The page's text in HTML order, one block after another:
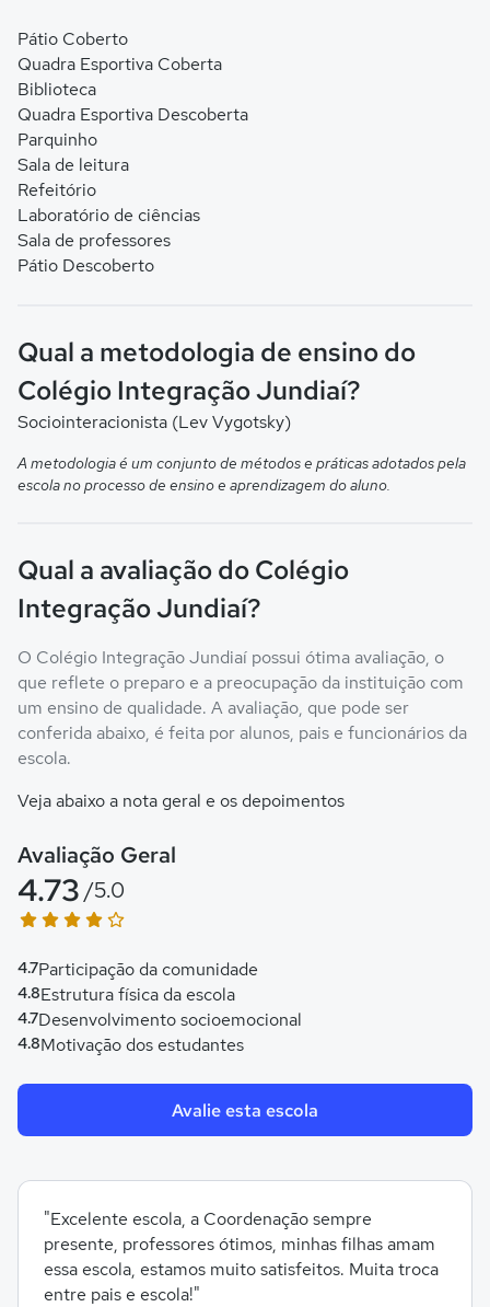
Pátio Coberto
Quadra Esportiva Coberta
Biblioteca
Quadra Esportiva Descoberta
Parquinho
Sala de leitura
Refeitório
Laboratório de ciências
Sala de professores
Pátio Descoberto
Qual a metodologia de ensino do
Colégio Integração Jundiaí?
Sociointeracionista (Lev Vygotsky)
A metodologia é um conjunto de métodos e práticas adotados pela
escola no processo de ensino e aprendizagem do aluno.
Qual a avaliação do Colégio
Integração Jundiaí?
O Colégio Integração Jundiaí possui ótima avaliação, o
que reflete o preparo e a preocupação da instituição com
um ensino de qualidade. A avaliação, que pode ser
conferida abaixo, é feita por alunos, pais e funcionários da
escola.
Veja abaixo a nota geral e os depoimentos
Avaliação Geral
4.73 /5.0
4.7Participação da comunidade
4.8Estrutura física da escola
4.7Desenvolvimento socioemocional
4.8Motivação dos estudantes
Avalie esta escola
"Excelente escola, a Coordenação sempre
presente, professores ótimos, minhas filhas amam
essa escola, estamos muito satisfeitos. Muita troca
entre pais e escola!"